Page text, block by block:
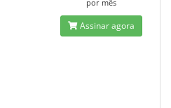
por mês
Assinar agora